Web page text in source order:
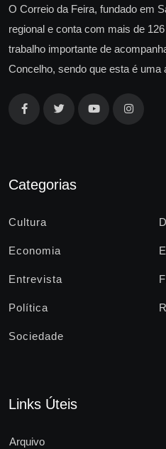
O Correio da Feira, fundado em
regional e conta com mais de
trabalho importante de
Concelho, sendo que esta é uma
Categorias
Cultura
Economia
Entrevista
Política
Sociedade
Links Úteis
Arquivo